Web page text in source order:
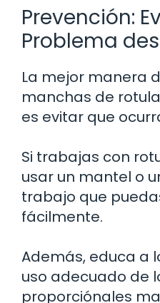
Prevención:
Problema
La mejor manera
manchas de
es evitar que
Si trabajas con
usar un mantel o
trabajo que
fácilmente.
Además, educa a
uso adecuado de
proporciónales